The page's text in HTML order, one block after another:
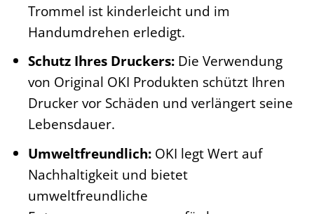
Trommel ist kinderleicht und im
Handumdrehen erledigt.
Schutz Ihres Druckers:Die Verwendung
von Original OKI Produkten schützt Ihren
Drucker vor Schäden und verlängert seine
Lebensdauer.
Umweltfreundlich:OKI legt Wert auf
Nachhaltigkeit und bietet
umweltfreundliche